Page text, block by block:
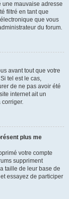
mauvaise adresse
filtré en tant que
que vous
du forum.
avant tout que votre
tel est le cas,
de ne pas avoir été
internet ait un
corriger.
plus me
votre compte
suppriment
taille de leur base de
essayez de participer